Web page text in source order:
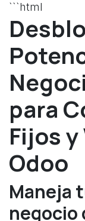
```html
para
Fijos
Odoo
Maneja
negocio